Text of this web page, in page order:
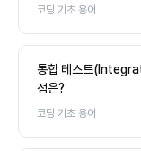
코딩 기초 용어
통합 테스트
점은?
코딩 기초 용어